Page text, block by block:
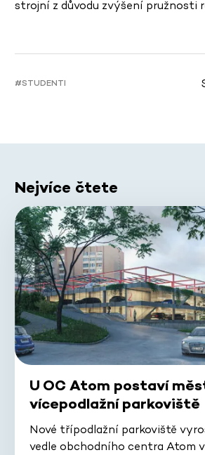
strojní z důvodu zvýšení pružnosti
#STUDENTI
Nejvíce čtete
U OC Atom postaví
vícepodlažní parkoviště
Nové třípodlažní parkoviště
vedle obchodního centra Atom